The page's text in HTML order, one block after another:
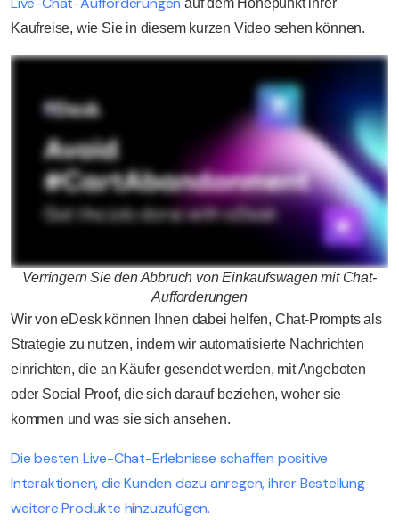
auf dem Höhepunkt ihrer
Kaufreise, wie Sie in diesem kurzen Video sehen können.
Verringern Sie den Abbruch von Einkaufswagen mit Chat-
Aufforderungen
Wir von eDesk können Ihnen dabei helfen, Chat-Prompts als
Strategie zu nutzen, indem wir automatisierte Nachrichten
einrichten, die an Käufer gesendet werden, mit Angeboten
oder Social Proof, die sich darauf beziehen, woher sie
kommen und was sie sich ansehen.
Die besten Live-Chat-Erlebnisse schaffen positive
Interaktionen, die Kunden dazu anregen, ihrer Bestellung
weitere Produkte hinzuzufügen.